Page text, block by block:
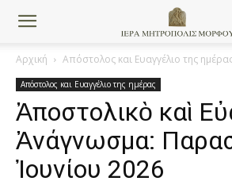
Αρχική Απόστολος και Ευαγγέλιο της
Απόστολος και Ευαγγέλιο της ημέρας
Ἀποστολικὸ καὶ
Ἀνάγνωσμα:
Ἰουνίου 2026